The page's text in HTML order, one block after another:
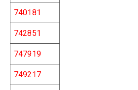
740181
742851
747919
749217